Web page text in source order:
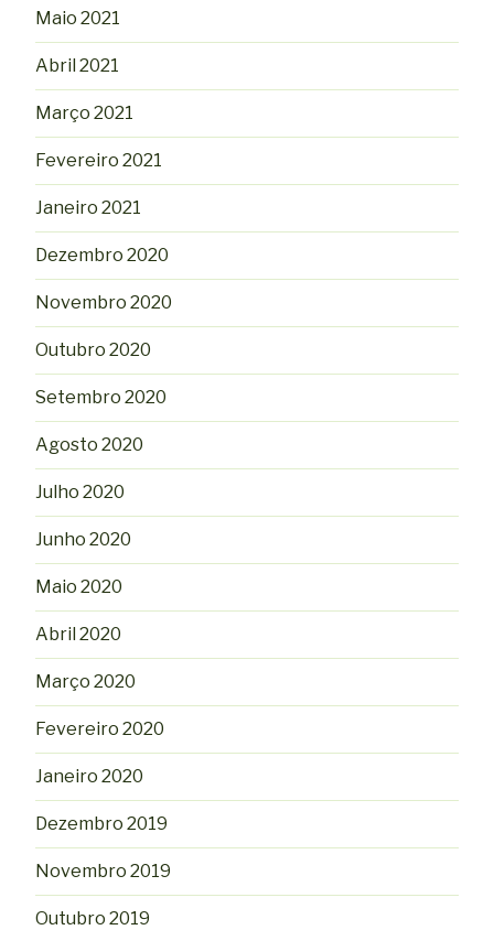
Maio 2021
Abril 2021
Março 2021
Fevereiro 2021
Janeiro 2021
Dezembro 2020
Novembro 2020
Outubro 2020
Setembro 2020
Agosto 2020
Julho 2020
Junho 2020
Maio 2020
Abril 2020
Março 2020
Fevereiro 2020
Janeiro 2020
Dezembro 2019
Novembro 2019
Outubro 2019